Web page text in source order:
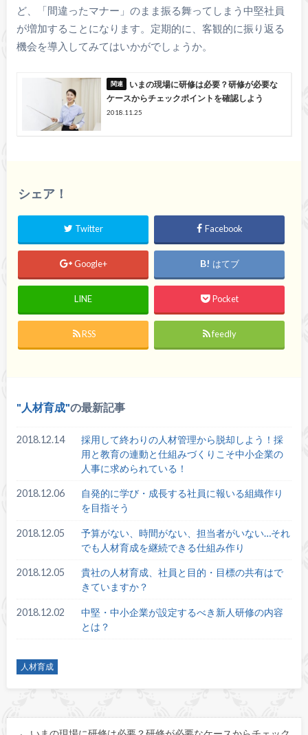
ど、「間違ったマナー」のまま振る舞ってしまう中堅社員
が増加することになります。定期的に、客観的に振り返る
機会を導入してみてはいかがでしょうか。
いまの現場に研修は必要？研修が必要な
ケースからチェックポイントを確認しよう
2018.11.25
シェア！
Twitter Facebook
Google+ はてブ
LINE Pocket
RSS feedly
人材育成 の最新記事
2018.12.14
採用して終わりの人材管理から脱却しよう！採
用と教育の連動と仕組みづくりこそ中小企業の
人事に求められている！
2018.12.06
自発的に学び・成長する社員に報いる組織作り
を目指そう
2018.12.05
予算がない、時間がない、担当者がいない…それ
でも人材育成を継続できる仕組み作り
2018.12.05
貴社の人材育成、社員と目的・目標の共有はで
きていますか？
2018.12.02
中堅・中小企業が設定するべき新人研修の内容
とは？
人材育成